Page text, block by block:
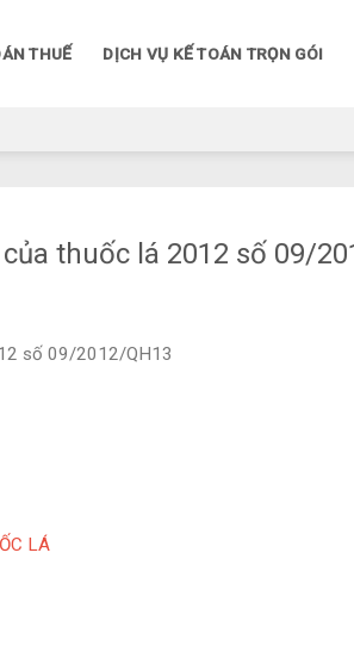
THUẾ DỊCH VỤ KẾ TOÁN TRỌN GÓI
thuốc lá 2012 số 09/
số 09/2012/QH13
LÁ